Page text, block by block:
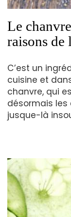
Le
raisons de
C’est un
cuisine et
chanvre, qui
désormais les
jusque-là